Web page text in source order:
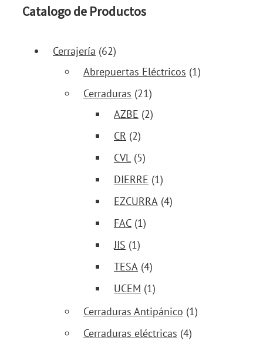
Catalogo de Productos
Cerrajería (62)
Abrepuertas Eléctricos (1)
Cerraduras (21)
AZBE (2)
CR (2)
CVL (5)
DIERRE (1)
EZCURRA (4)
FAC (1)
JIS (1)
TESA (4)
UCEM (1)
Cerraduras Antipánico (1)
Cerraduras eléctricas (4)